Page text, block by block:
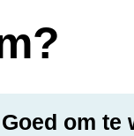
Goed om te